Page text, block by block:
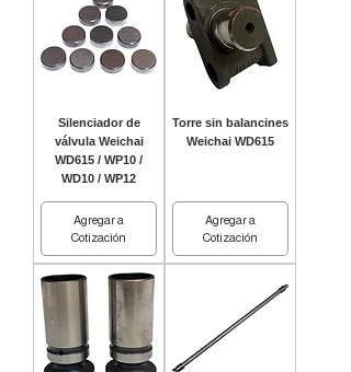
Silenciador de
válvula Weichai
WD615 / WP10 /
WD10 / WP12
Agregar a
Cotización
Torre sin balancines
Weichai WD615
Agregar a
Cotización